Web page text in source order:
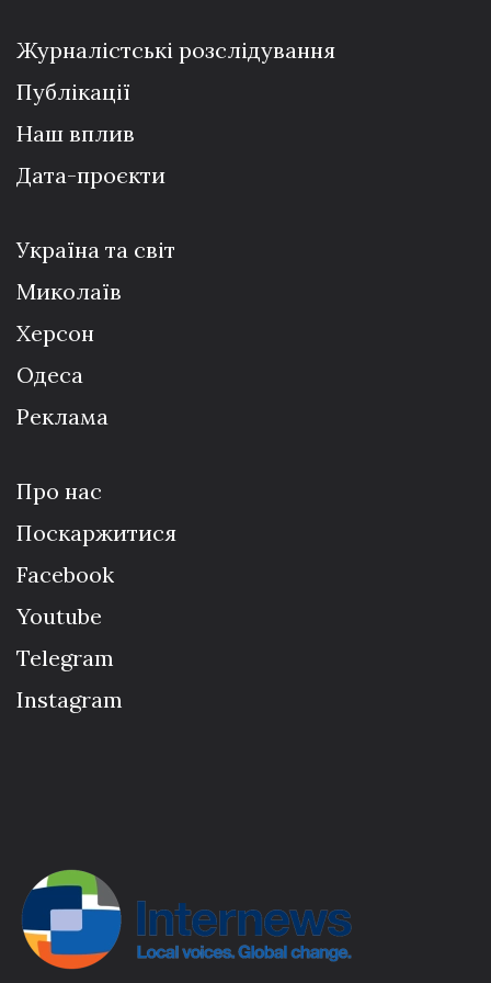
Журналістські розслідування
Публікації
Наш вплив
Дата-проєкти
Україна та світ
Миколаїв
Херсон
Одеса
Реклама
Про нас
Поскаржитися
Facebook
Youtube
Telegram
Instagram